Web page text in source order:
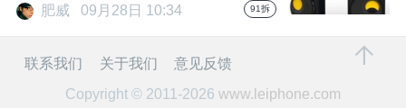
动
肥威 09月28日 10:34 91拆
联系我们 关于我们
意见反馈
Copyright © 2011-2026 www.leiphone.com